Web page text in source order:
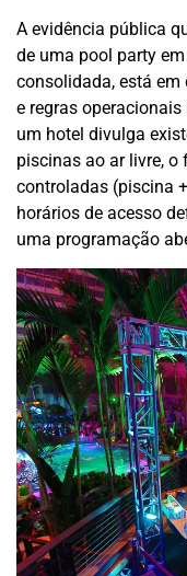
A evidência pública
de uma pool party
consolidada, está
e regras
um hotel divulga
piscinas ao ar livre, o
controladas (piscina
horários de acesso
uma programação